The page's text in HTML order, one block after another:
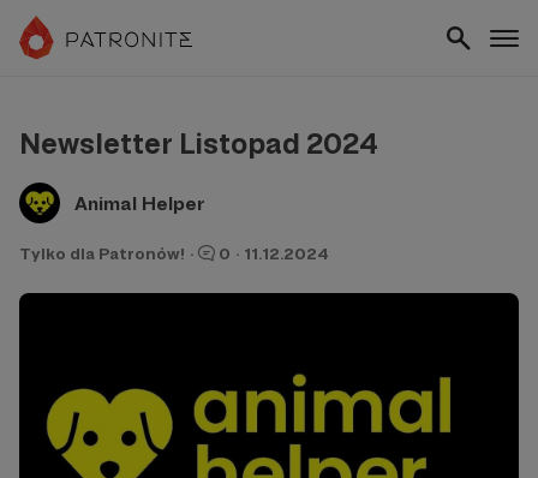
Newsletter Listopad 2024
Animal Helper
Tylko dla Patronów! · 0 · 11.12.2024